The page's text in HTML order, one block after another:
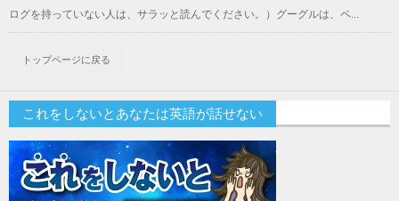
ログを持っていない人は、サラッと読んでください。）グーグルは、ペ...
トップページに戻る
これをしないとあなたは英語が話せない